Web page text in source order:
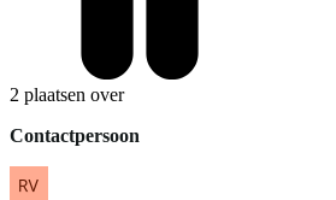
2 plaatsen over
Contactpersoon